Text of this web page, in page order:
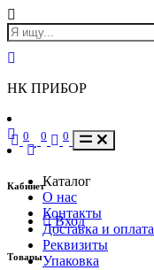
НК ПРИБОР
Кабинет
Вход
Товары
0 0 0
Каталог
О нас
Контакты
Доставка и оплата
Реквизиты
Упаковка